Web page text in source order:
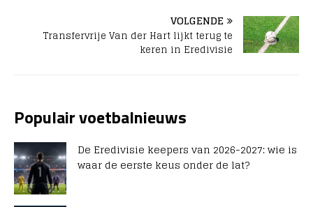
VOLGENDE
Transfervrije Van der Hart lijkt terug te
keren in Eredivisie
Populair voetbalnieuws
De Eredivisie keepers van 2026-2027: wie is
waar de eerste keus onder de lat?